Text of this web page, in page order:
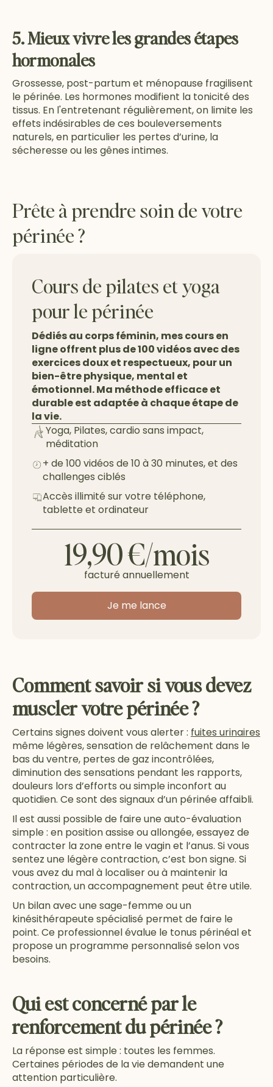
5. Mieux vivre les grandes étapes
hormonales
Grossesse, post-partum et ménopause fragilisent
le périnée. Les hormones modifient la tonicité des
tissus. En l'entretenant régulièrement, on limite les
effets indésirables de ces bouleversements
naturels, en particulier les pertes d’urine, la
sécheresse ou les gênes intimes.
Prête à prendre soin de votre
périnée ?
Cours de pilates et yoga
pour le périnée
Dédiés au corps féminin, mes cours en
ligne offrent plus de 100 vidéos avec des
exercices doux et respectueux, pour un
bien-être physique, mental et
émotionnel. Ma méthode efficace et
durable est adaptée à chaque étape de
la vie.
Yoga, Pilates, cardio sans impact,
méditation
+ de 100 vidéos de 10 à 30 minutes, et des
challenges ciblés
Accès illimité sur votre téléphone,
tablette et ordinateur
19,90 €/mois
facturé annuellement
Je me lance
Comment savoir si vous devez
muscler votre périnée ?
Certains signes doivent vous alerter : fuites urinaires
même légères, sensation de relâchement dans le
bas du ventre, pertes de gaz incontrôlées,
diminution des sensations pendant les rapports,
douleurs lors d’efforts ou simple inconfort au
quotidien. Ce sont des signaux d’un périnée affaibli.
Il est aussi possible de faire une auto-évaluation
simple : en position assise ou allongée, essayez de
contracter la zone entre le vagin et l’anus. Si vous
sentez une légère contraction, c’est bon signe. Si
vous avez du mal à localiser ou à maintenir la
contraction, un accompagnement peut être utile.
Un bilan avec une sage-femme ou un
kinésithérapeute spécialisé permet de faire le
point. Ce professionnel évalue le tonus périnéal et
propose un programme personnalisé selon vos
besoins.
Qui est concerné par le
renforcement du périnée ?
La réponse est simple : toutes les femmes.
Certaines périodes de la vie demandent une
attention particulière.